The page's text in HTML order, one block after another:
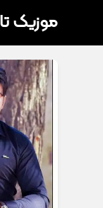
موزیک